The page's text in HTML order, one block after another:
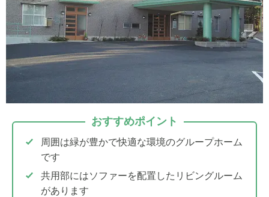
おすすめポイント
周囲は緑が豊かで快適な環境のグループホーム
です
共用部にはソファーを配置したリビングルーム
があります